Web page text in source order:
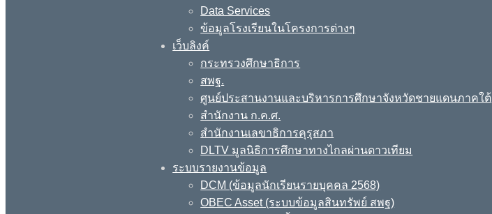
Data Services
ข้อมูลโรงเรียนในโครงการต่างๆ
เว็บลิงค์
กระทรวงศึกษาธิการ
สพฐ.
ศูนย์ประสานงานและบริหารการศึกษาจังหวัดชายแดนภาคใต้
สำนักงาน ก.ค.ศ.
สำนักงานเลขาธิการคุรุสภา
DLTV มูลนิธิการศึกษาทางไกลผ่านดาวเทียม
ระบบรายงานข้อมูล
DCM (ข้อมูลนักเรียนรายบุคคล 2568)
OBEC Asset (ระบบข้อมูลสินทรัพย์ สพฐ)